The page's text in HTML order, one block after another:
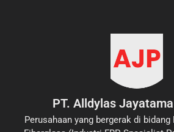
PT. Alldylas
Perusahaan yang bergerak di